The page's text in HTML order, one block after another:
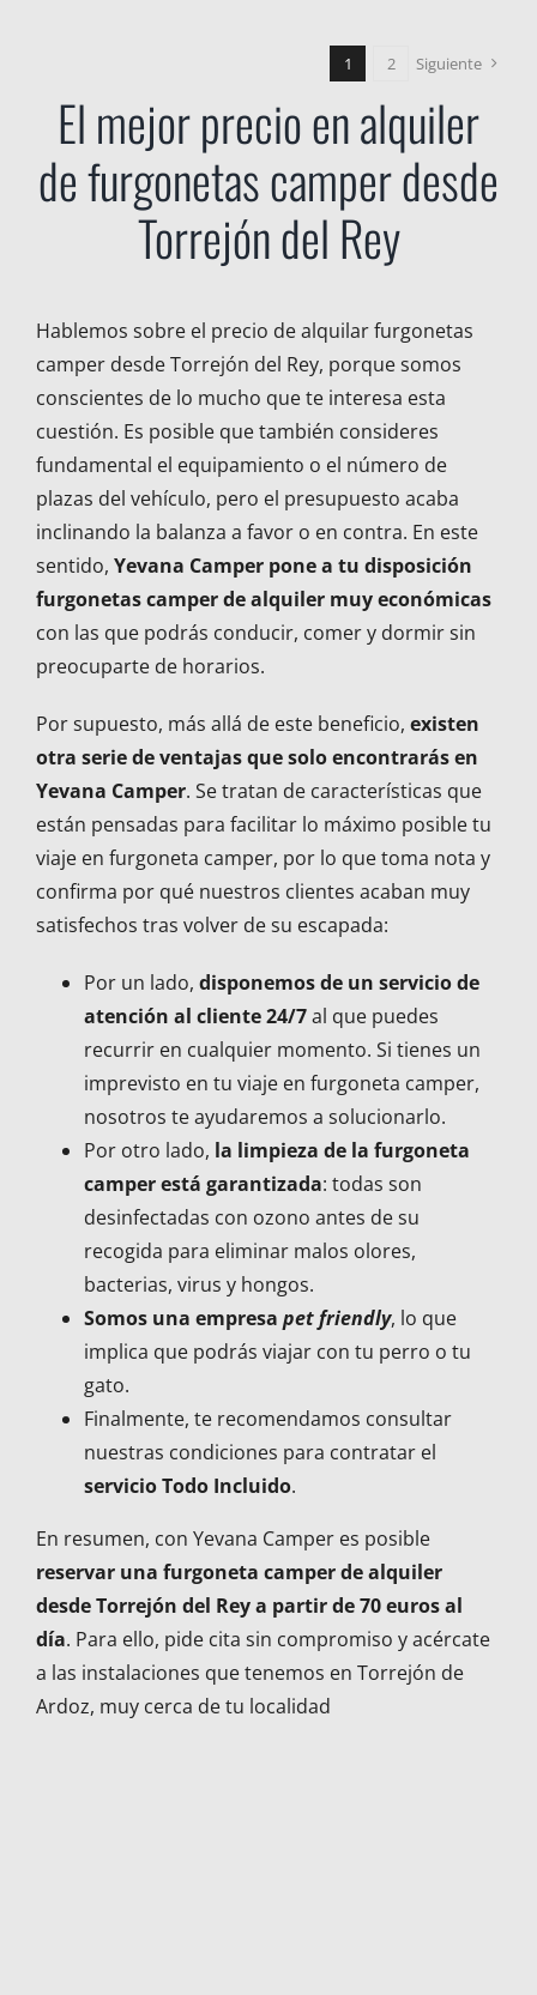
1 2 Siguiente
El mejor precio en alquiler
de furgonetas camper desde
Torrejón del Rey
Hablemos sobre el precio de alquilar furgonetas
camper desde Torrejón del Rey, porque somos
conscientes de lo mucho que te interesa esta
cuestión. Es posible que también consideres
fundamental el equipamiento o el número de
plazas del vehículo, pero el presupuesto acaba
inclinando la balanza a favor o en contra. En este
sentido, Yevana Camper pone a tu disposición
furgonetas camper de alquiler muy económicas
con las que podrás conducir, comer y dormir sin
preocuparte de horarios.
Por supuesto, más allá de este beneficio, existen
otra serie de ventajas que solo encontrarás en
Yevana Camper. Se tratan de características que
están pensadas para facilitar lo máximo posible tu
viaje en furgoneta camper, por lo que toma nota y
confirma por qué nuestros clientes acaban muy
satisfechos tras volver de su escapada:
Por un lado, disponemos de un servicio de
atención al cliente 24/7al que puedes
recurrir en cualquier momento. Si tienes un
imprevisto en tu viaje en furgoneta camper,
nosotros te ayudaremos a solucionarlo.
Por otro lado, la limpieza de la furgoneta
camper está garantizada: todas son
desinfectadas con ozono antes de su
recogida para eliminar malos olores,
bacterias, virus y hongos.
Somos una empresa pet friendly, lo que
implica que podrás viajar con tu perro o tu
gato.
Finalmente, te recomendamos consultar
nuestras condiciones para contratar el
servicio Todo Incluido.
En resumen, con Yevana Camper es posible
reservar una furgoneta camper de alquiler
desde Torrejón del Rey a partir de 70 euros al
día. Para ello, pide cita sin compromiso y acércate
a las instalaciones que tenemos en Torrejón de
Ardoz, muy cerca de tu localidad